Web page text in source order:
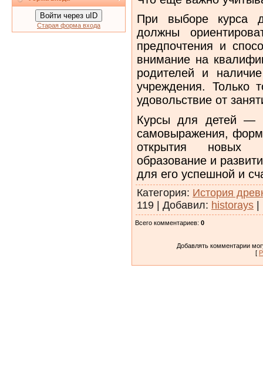
Войти через uID
Старая форма входа
При выборе курса
должны
предпочтения и
внимание на
родителей и
учреждения. Только
удовольствие от
Курсы для детей —
самовыражения,
открытия новых
образование и
для его успешной и
Категория: История
119 | Добавил: historays |
Всего комментариев: 0
Добавлять комментарии
[